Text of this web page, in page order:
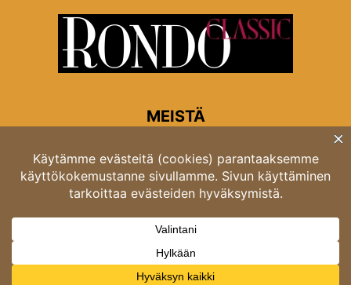
MEISTÄ
Rondon toimitus
Opastinsilta 6A 00520 Helsinki
Asiakaspalvelu: puh. 03 4246 5318
asiakaspalvelu@rondo.fi
Ota meihin yhteyttä:toimitus@rondo.fi